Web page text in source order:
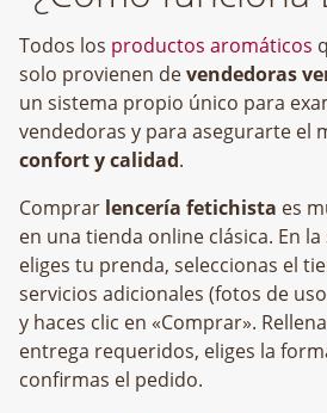
Todos los productos aromáticos
solo provienen devendedoras
un sistema propio único para
vendedoras y para asegurarte el
confort y calidad.
Comprar lencería fetichista es
en una tienda online clásica. En la
eliges tu prenda, seleccionas el
servicios adicionales (fotos de
y haces clic en «Comprar».
entrega requeridos, eliges la
confirmas el pedido.